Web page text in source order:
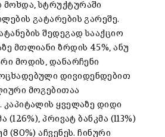
სტრუქტურაში
გატარების გარეშე.
შედეგად სააქციო
მთლიანი ზრდის 45%, ანუ
მოდის, დანარჩენი
დივიდენდებით
მოგებითაა
კაპიტალის ყველაზე დიდი
(126%), პრივატ ბანკმა (113%)
(80%) აჩვენეს. ჩინური